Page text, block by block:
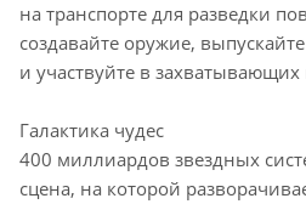
на транспорте для разведки
создавайте оружие,
и участвуйте в
Галактика чудес
400 миллиардов звездных
сцена, на которой